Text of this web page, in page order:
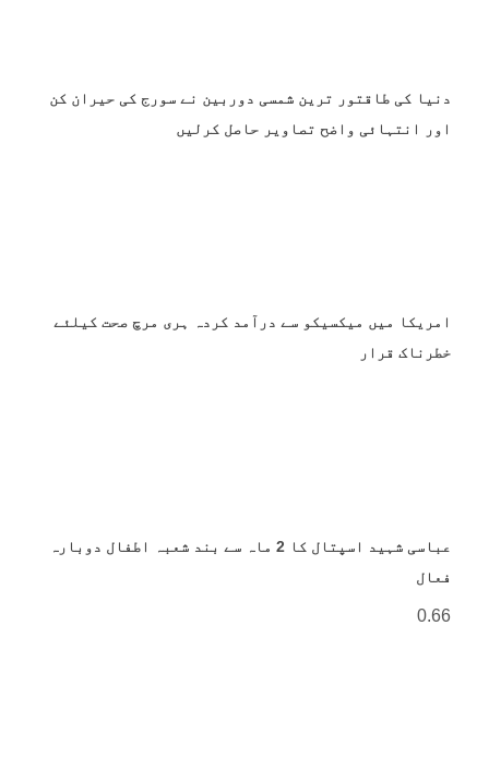
دنیا کی طاقتور ترین شمسی دوربین نے سورج کی حیران کن
اور انتہائی واضح تصاویر حاصل کرلیں
امریکا میں میکسیکو سے درآمد کردہ ہری مرچ صحت کیلئے
خطرناک قرار
عباسی شہید اسپتال کا 2 ماہ سے بند شعبہ اطفال دوبارہ
فعال